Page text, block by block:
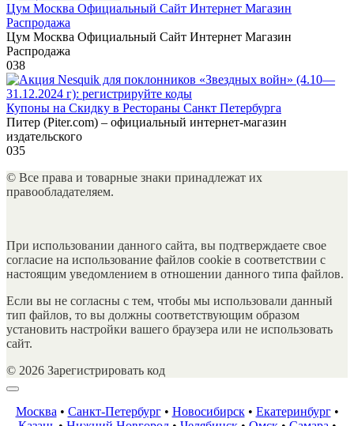
Цум Москва Официальный Сайт Интернет Магазин
Распродажа
Цум Москва Официальный Сайт Интернет Магазин
Распродажа
038
Купоны на Скидку в Рестораны Санкт Петербурга
Питер (Piter.com) – официальный интернет-магазин
издательского
035
© Все права и товарные знаки принадлежат их
правообладателяем.
При использовании данного сайта, вы подтверждаете свое
согласие на использование файлов cookie в соответствии с
настоящим уведомлением в отношении данного типа файлов.
Если вы не согласны с тем, чтобы мы использовали данный
тип файлов, то вы должны соответствующим образом
установить настройки вашего браузера или не использовать
сайт.
© 2026 Зарегистрировать код
Москва • Санкт-Петербург• Новосибирск• Екатеринбург•